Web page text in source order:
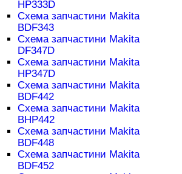
HP333D
Схема запчастини Makita
BDF343
Схема запчастини Makita
DF347D
Схема запчастини Makita
HP347D
Схема запчастини Makita
BDF442
Схема запчастини Makita
BHP442
Схема запчастини Makita
BDF448
Схема запчастини Makita
BDF452